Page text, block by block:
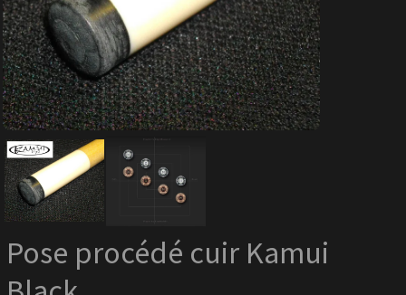
Pose procédé cuir Kamui